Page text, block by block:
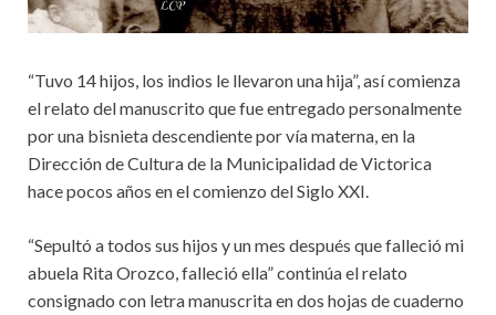
“Tuvo 14 hijos, los indios le llevaron una hija”, así comienza
el relato del manuscrito que fue entregado personalmente
por una bisnieta descendiente por vía materna, en la
Dirección de Cultura de la Municipalidad de Victorica
hace pocos años en el comienzo del Siglo XXI.
“Sepultó a todos sus hijos y un mes después que falleció mi
abuela Rita Orozco, falleció ella” continúa el relato
consignado con letra manuscrita en dos hojas de cuaderno